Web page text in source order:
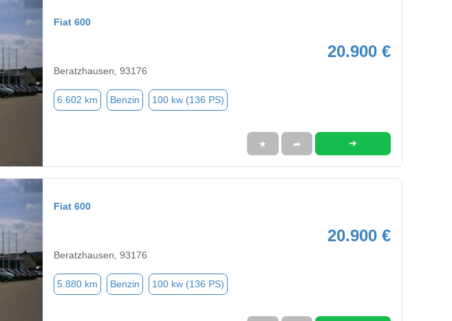
Fiat 600
20.900 €
Beratzhausen, 93176
6.602 km Benzin 100 kw (136 PS)
★ ➦ ➜
Fiat 600
20.900 €
Beratzhausen, 93176
5.880 km Benzin 100 kw (136 PS)